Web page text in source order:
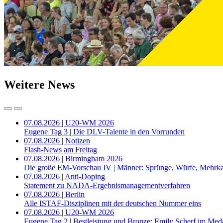
Weitere News
07.08.2026 | U20-WM 2026
Eugene Tag 3 | Die DLV-Talente in den Vorrunden
07.08.2026 | Notizen
Flash-News am Freitag
07.08.2026 | Birmingham 2026
Die große EM-Vorschau IV | Männer: Sprünge, Würfe,
07.08.2026 | Anti-Doping
Statement zu NADA-Ergebnismanagementverfahren
07.08.2026 | Berlin
Alle ISTAF-Disziplinen mit der deutschen Nummer eins
07.08.2026 | U20-WM 2026